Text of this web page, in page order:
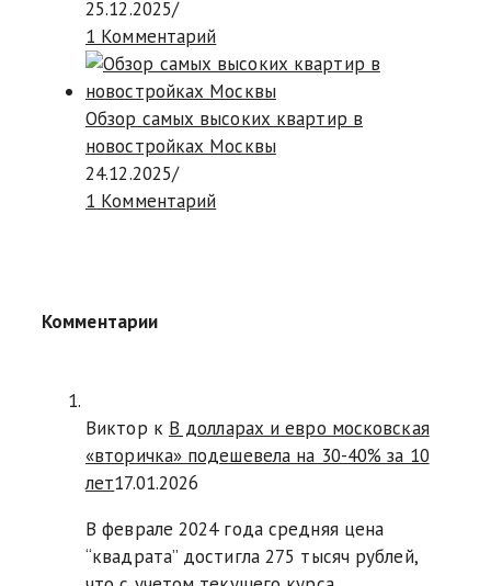
25.12.2025/
1 Комментарий
Обзор самых высоких квартир в
новостройках Москвы
24.12.2025/
1 Комментарий
Комментарии
Виктор к В долларах и евро московская
«вторичка» подешевела на 30-40% за 10
лет17.01.2026
В феврале 2024 года средняя цена
“квадрата” достигла 275 тысяч рублей,